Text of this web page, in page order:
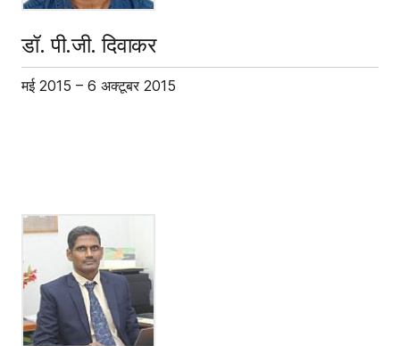
डॉ. पी.जी. दिवाकर
मई 2015 – 6 अक्टूबर 2015